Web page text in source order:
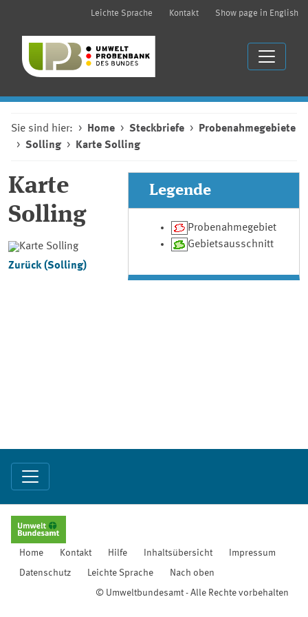
Leichte Sprache Kontakt Show page in English
Sie sind hier: Home Steckbriefe
Probenahmegebiete
Solling
Karte Solling
Karte
Solling
Zurück (Solling)
Legende
Probenahmegebiet
Gebietsausschnitt
Home Kontakt Hilfe Inhaltsübersicht Impressum
Datenschutz Leichte Sprache Nach oben
© Umweltbundesamt - Alle Rechte vorbehalten